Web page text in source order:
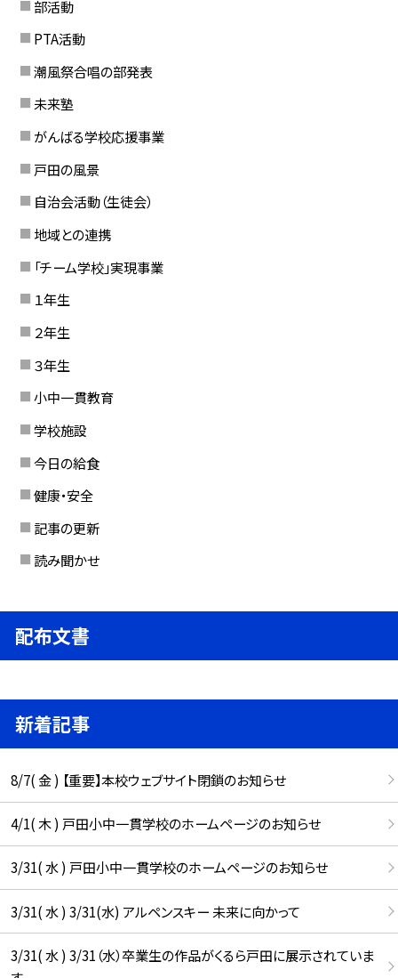
部活動
PTA活動
潮風祭合唱の部発表
未来塾
がんばる学校応援事業
戸田の風景
自治会活動（生徒会）
地域との連携
「チーム学校」実現事業
１年生
２年生
３年生
小中一貫教育
学校施設
今日の給食
健康・安全
記事の更新
読み聞かせ
配布文書
新着記事
8/7( 金 ) 【重要】本校ウェブサイト閉鎖のお知らせ
4/1( 木 ) 戸田小中一貫学校のホームページのお知らせ
3/31( 水 ) 戸田小中一貫学校のホームページのお知らせ
3/31( 水 ) 3/31(水) アルペンスキー 未来に向かって
3/31( 水 ) 3/31（水）卒業生の作品がくるら戸田に展示されていま